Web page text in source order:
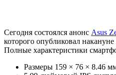
Сегодня состоялся анонс Asus
которого опубликовал
Полные характеристики
Размеры 159 × 76 × 8.46